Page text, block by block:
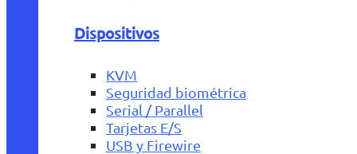
Dispositivos
KVM
Seguridad biométrica
Serial / Parallel
Tarjetas E/S
USB y Firewire